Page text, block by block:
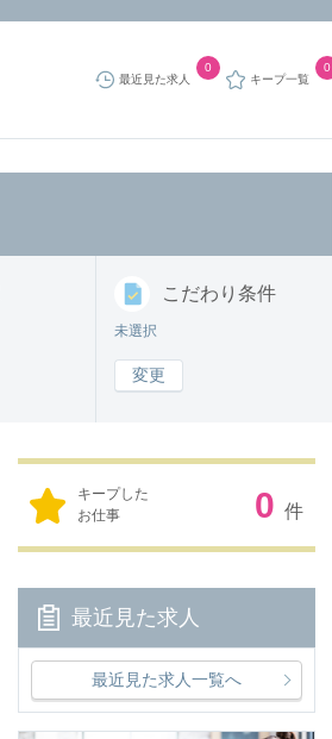
最近見た求人
0
キープ一覧
0
こだわり 条件
未選択
変更
キープした
お仕事
0 件
最近見た求人
最近見た求人一覧へ